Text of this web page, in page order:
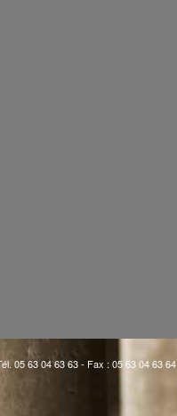
05 63 04 63 63 - Fax : 05 63 04 63 64